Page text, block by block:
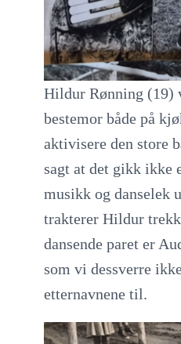
Hildur Rønning (19)
bestemor både på
aktivisere den store
sagt at det gikk ikke
musikk og danselek
trakterer Hildur
dansende paret er
som vi dessverre
etternavnene til.